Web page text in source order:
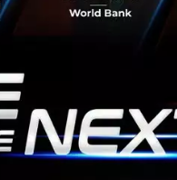
ใช้งานรับ -ส่ง e-mail ไม่